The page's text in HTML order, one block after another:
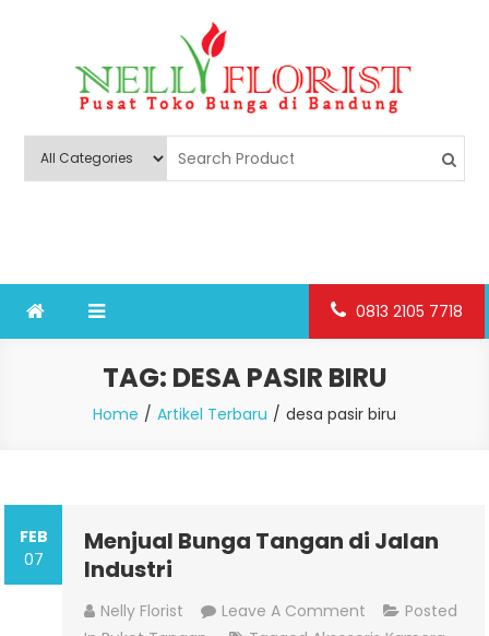
Nelly Florist Bandung
0813 2105 7718
TAG: DESA PASIR BIRU
Home Artikel Terbaru desa pasir biru
FEB
07
Menjual Bunga Tangan di Jalan
Industri
Nelly Florist Leave A Comment On
Posted